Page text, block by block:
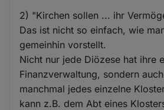
2) "Kirchen sollen ... ihr
Das ist nicht so einfach, wie
gemeinhin vorstellt.
Nicht nur jede Diözese hat ihre
Finanzverwaltung, sondern
manchmal jedes einzelne
kann z.B. dem Abt eines